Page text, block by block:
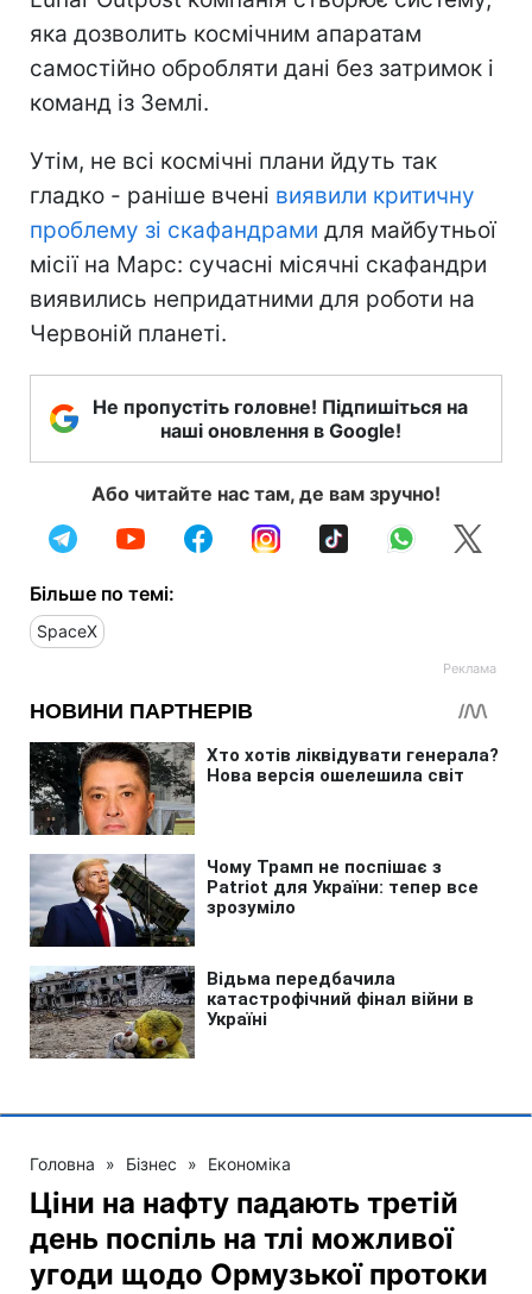
яка дозволить космічним апаратам
самостійно обробляти дані без затримок і
команд із Землі.
Утім, не всі космічні плани йдуть так
гладко - раніше вчені виявили критичну
проблему зі скафандрами для майбутньої
місії на Марс: сучасні місячні скафандри
виявились непридатними для роботи на
Червоній планеті.
Не пропустіть головне! Підпишіться на
наші оновлення в Google!
Або читайте нас там, де вам зручно!
Більше по темі:
SpaceX
Головна » Бізнес » Економіка
Ціни на нафту падають третій
день поспіль на тлі можливої
угоди щодо Ормузької протоки